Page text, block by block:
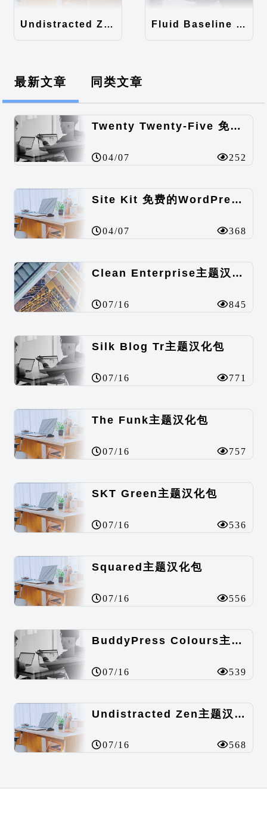
Undistracted Zen主题汉化包 Fluid Baseline Grid主题汉化包
最新文章 同类文章
Twenty Twenty-Five 免费的WordPress内容主题
04/07 252
Site Kit 免费的WordPress数据统计插件
04/07 368
Clean Enterprise主题汉化包
07/16 845
Silk Blog Tr主题汉化包
07/16 771
The Funk主题汉化包
07/16 757
SKT Green主题汉化包
07/16 536
Squared主题汉化包
07/16 556
BuddyPress Colours主题汉化包
07/16 539
Undistracted Zen主题汉化包
07/16 568